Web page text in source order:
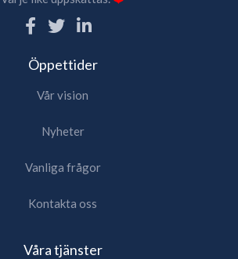
Öppettider
Vår vision
Nyheter
Vanliga frågor
Kontakta oss
Våra tjänster